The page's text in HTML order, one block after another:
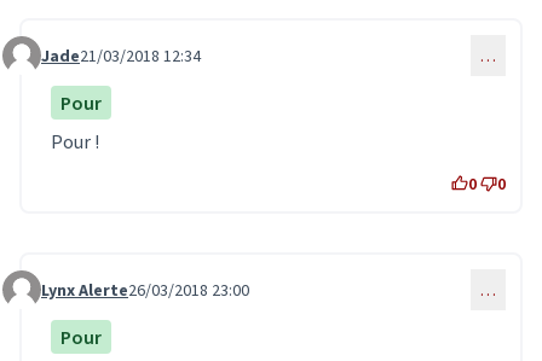
Commentaire 309
Jade21/03/2018 12:34 …
Pour
Pour !
0 0
Commentaire 343
Lynx Alerte26/03/2018 23:00 …
Pour